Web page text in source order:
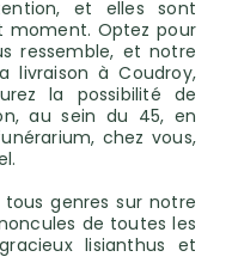
et elles sont
moment. Optez pour
ressemble, et notre
livraison à Coudroy,
la possibilité de
au sein du 45, en
chez vous,
genres sur notre
de toutes les
lisianthus et